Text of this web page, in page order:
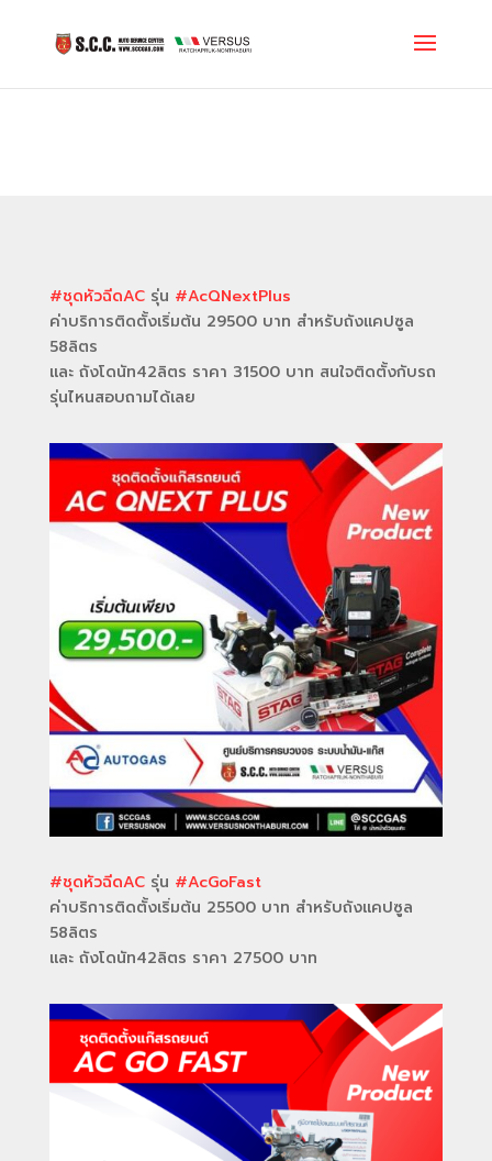
#ชุดหัวฉีดACรุ่น #AcQNextPlus
ค่าบริการติดตั้งเริ่มต้น 29500 บาท สำหรับถังแคปซูล
58ลิตร
และ ถังโดนัท42ลิตร ราคา 31500 บาท สนใจติดตั้งกับรถ
รุ่นไหนสอบถามได้เลย
#ชุดหัวฉีดACรุ่น #AcGoFast
ค่าบริการติดตั้งเริ่มต้น 25500 บาท สำหรับถังแคปซูล
58ลิตร
และ ถังโดนัท42ลิตร ราคา 27500 บาท